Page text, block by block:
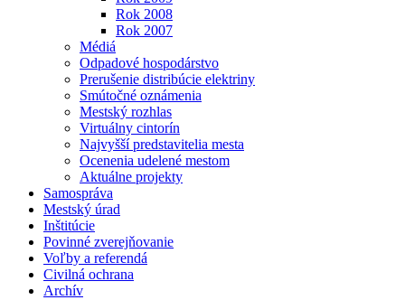
Rok 2008
Rok 2007
Médiá
Odpadové hospodárstvo
Prerušenie distribúcie elektriny
Smútočné oznámenia
Mestský rozhlas
Virtuálny cintorín
Najvyšší predstavitelia mesta
Ocenenia udelené mestom
Aktuálne projekty
Samospráva
Mestský úrad
Inštitúcie
Povinné zverejňovanie
Voľby a referendá
Civilná ochrana
Archív